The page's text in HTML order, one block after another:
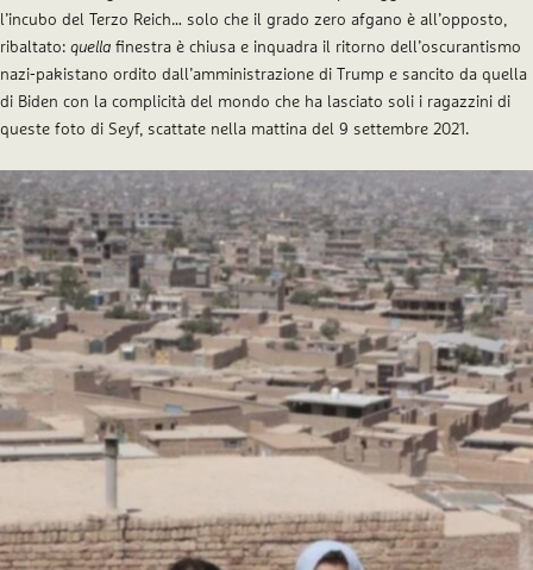
l’incubo del Terzo Reich… solo che il grado zero afgano è all’opposto,
ribaltato: quella finestra è chiusa e inquadra il ritorno dell’oscurantismo
nazi-pakistano ordito dall’amministrazione di Trump e sancito da quella
di Biden con la complicità del mondo che ha lasciato soli i ragazzini di
queste foto di Seyf, scattate nella mattina del 9 settembre 2021.